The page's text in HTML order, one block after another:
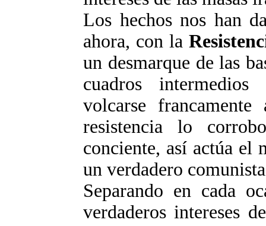
Los hechos nos han
ahora, con la
un desmarque de las
cuadros
volcarse
resistencia lo
conciente, así actúa el
un verdadero
Separando en cada
verdaderos intereses